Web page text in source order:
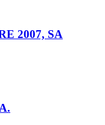
2007, SA